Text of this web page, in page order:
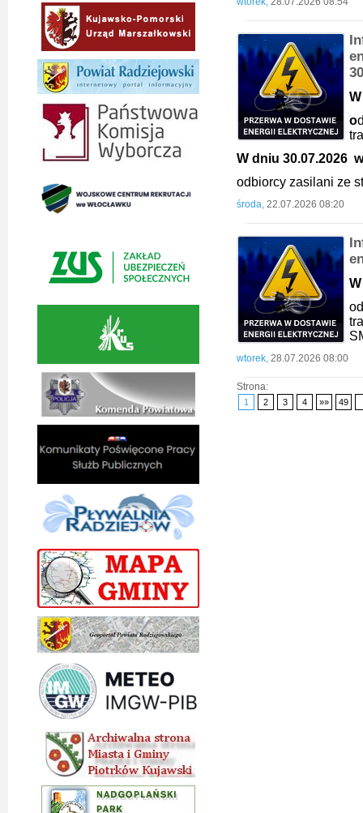
o
W dniu 30.07.2026
odbiorcy zasilani ze
środa, 22.07.2026 08:20
wtorek, 28.07.2026 08:00
Strona:
1 2 3 4 »» 49